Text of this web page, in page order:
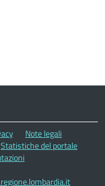
Note legali
Statistiche del portale